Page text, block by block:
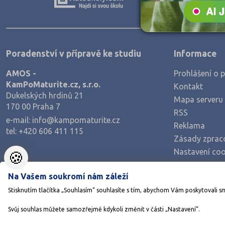
Zemědělské a ekologické
Poradenství v přípravě ke studiu
AMOS -
KamPoMaturite.cz, s.r.o.
Dukelských hrdinů 21
170 00 Praha 7
e-mail: info@kampomaturite.cz
tel: +420 606 411 115
Informace
Prohlášení o
Kontakt
Mapa serveru
RSS
Reklama
Zásady
Nastavení
🍪
Na Vašem soukromí nám záleží
Stisknutím tlačítka „Souhlasím“ souhlasíte s tím, abychom Vám poskytovali
Svůj souhlas můžete samozřejmě kdykoli změnit v části „Nastavení“.